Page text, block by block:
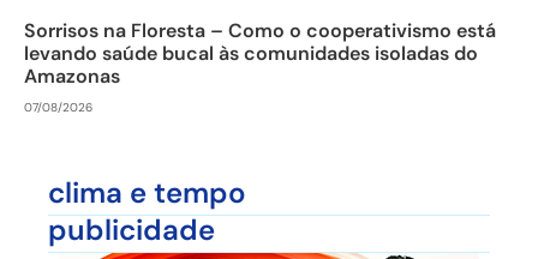
Sorrisos na Floresta – Como o cooperativismo está
levando saúde bucal às comunidades isoladas do
Amazonas
07/08/2026
clima e tempo
publicidade